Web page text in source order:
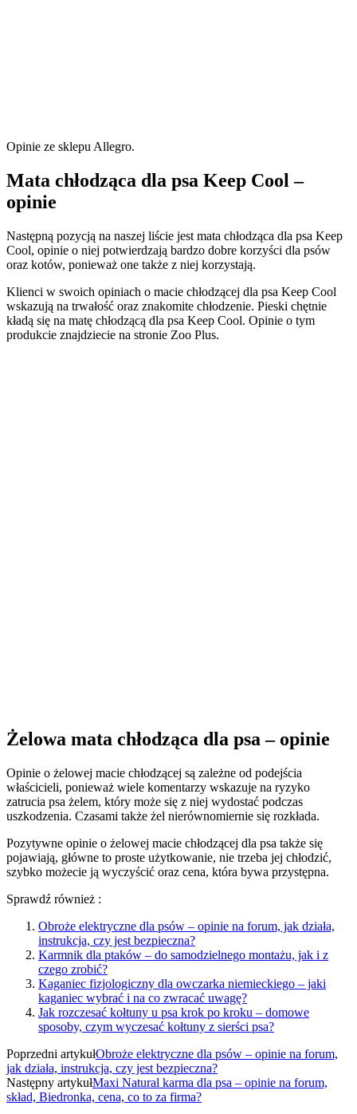
Opinie ze sklepu Allegro.
Mata chłodząca dla psa Keep Cool –
opinie
Następną pozycją na naszej liście jest mata chłodząca dla psa Keep
Cool, opinie o niej potwierdzają bardzo dobre korzyści dla psów
oraz kotów, ponieważ one także z niej korzystają.
Klienci w swoich opiniach o macie chłodzącej dla psa Keep Cool
wskazują na trwałość oraz znakomite chłodzenie. Pieski chętnie
kładą się na matę chłodzącą dla psa Keep Cool. Opinie o tym
produkcie znajdziecie na stronie Zoo Plus.
Żelowa mata chłodząca dla psa – opinie
Opinie o żelowej macie chłodzącej są zależne od podejścia
właścicieli, ponieważ wiele komentarzy wskazuje na ryzyko
zatrucia psa żelem, który może się z niej wydostać podczas
uszkodzenia. Czasami także żel nierównomiernie się rozkłada.
Pozytywne opinie o żelowej macie chłodzącej dla psa także się
pojawiają, główne to proste użytkowanie, nie trzeba jej chłodzić,
szybko możecie ją wyczyścić oraz cena, która bywa przystępna.
Sprawdź również :
Obroże elektryczne dla psów – opinie na forum, jak działa,
instrukcja, czy jest bezpieczna?
Karmnik dla ptaków – do samodzielnego montażu, jak i z
czego zrobić?
Kaganiec fizjologiczny dla owczarka niemieckiego – jaki
kaganiec wybrać i na co zwracać uwagę?
Jak rozczesać kołtuny u psa krok po kroku – domowe
sposoby, czym wyczesać kołtuny z sierści psa?
Poprzedni artykułObroże elektryczne dla psów – opinie na forum,
jak działa, instrukcja, czy jest bezpieczna?
Następny artykułMaxi Natural karma dla psa – opinie na forum,
skład, Biedronka, cena, co to za firma?